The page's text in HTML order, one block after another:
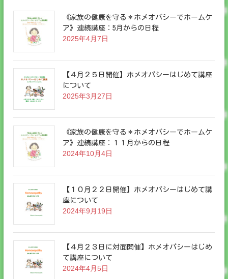
《家族の健康を守る＊ホメオパシーでホームケ
ア》連続講座：5月からの日程
2025年4月7日
【４月２５日開催】ホメオパシーはじめて講座
について
2025年3月27日
《家族の健康を守る＊ホメオパシーでホームケ
ア》連続講座：１１月からの日程
2024年10月4日
【１０月２２日開催】ホメオパシーはじめて講
座について
2024年9月19日
【４月２３日に対面開催】ホメオパシーはじめ
て講座について
2024年4月5日